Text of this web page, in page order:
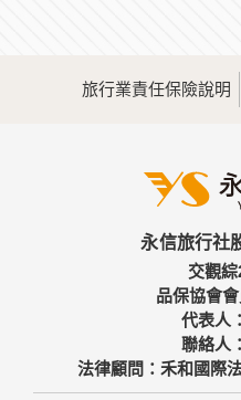
旅行業責任保險說明
永信旅行社
交觀
品保協會
代表人
聯絡人
法律顧問：禾和國際